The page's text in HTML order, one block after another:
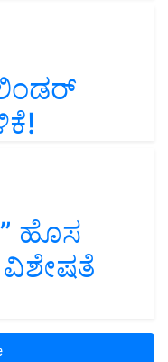
ಹೊಸ
ವಿಶೇಷತೆ